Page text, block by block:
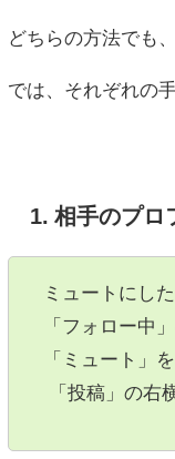
どちらの方法でも
では、それぞれの
1. 相手のプロ
ミュートにし
「フォロー中
「ミュート」
「投稿」の右